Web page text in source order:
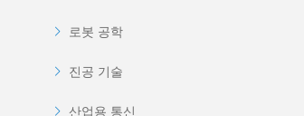
로봇 공학
진공 기술
산업용 통신